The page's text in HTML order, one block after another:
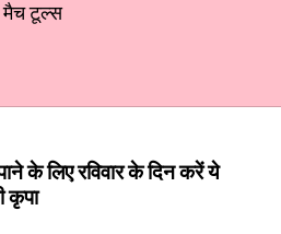
मैच टूल्स
के लिए रविवार के दिन करें ये
कृपा